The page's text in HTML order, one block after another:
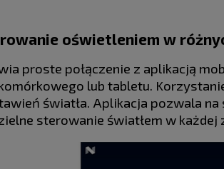
oświetleniem w
proste połączenie z aplikacją
lub tabletu.
światła. Aplikacja pozwala
sterowanie światłem w każdej